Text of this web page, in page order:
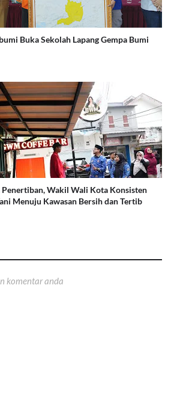
Buka Sekolah Lapang Gempa Bumi
Penertiban, Wakil Wali Kota Konsisten
Menuju Kawasan Bersih dan Tertib
komentar anda